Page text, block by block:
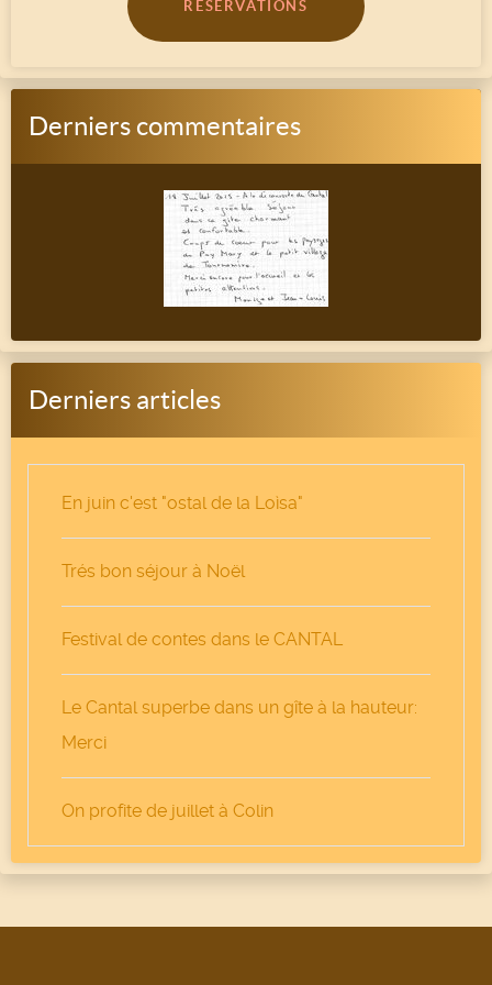
RÉSERVATIONS
Derniers commentaires
Derniers articles
En juin c'est "ostal de la Loìsa"
Trés bon séjour à Noël
Festival de contes dans le CANTAL
Le Cantal superbe dans un gîte à la hauteur:
Merci
On profite de juillet à Colin